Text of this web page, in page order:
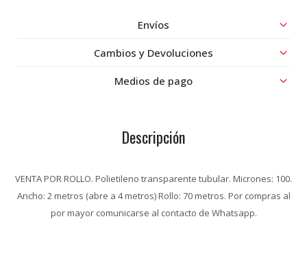
Envíos
Cambios y Devoluciones
Medios de pago
Descripción
VENTA POR ROLLO. Polietileno transparente tubular. Micrones: 100.
Ancho: 2 metros (abre a 4 metros) Rollo: 70 metros. Por compras al
por mayor comunicarse al contacto de Whatsapp.